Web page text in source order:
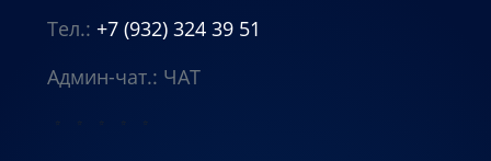
Тел.: +7 (932) 324 39 51
Админ-чат.: ЧАТ